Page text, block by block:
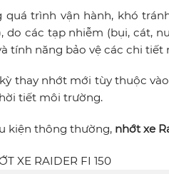
quá trình vận hành, khó
do các tạp nhiễm (bụi, cát,
tính năng bảo vệ các chi tiết
thay nhớt mới tùy thuộc
tiết môi trường.
kiện thông thường, nhớt xe